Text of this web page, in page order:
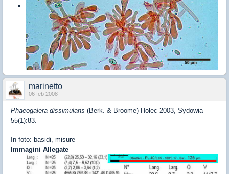
marinetto
06 feb 2008
Phaeogalera dissimulans (Berk. & Broome) Holec 2003, Sydowia
55(1):83.
In foto: basidi, misure
Immagini Allegate